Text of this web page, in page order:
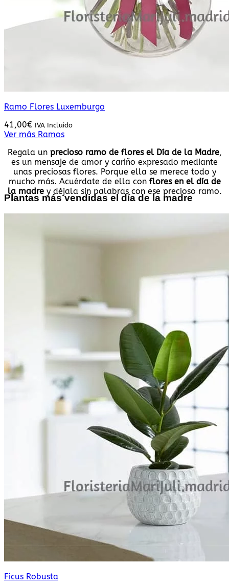
Ramo Flores Luxemburgo
41,00€ IVA Incluido
Ver más Ramos
Regala un precioso ramo de flores el Día de la Madre,
es un mensaje de amor y cariño expresado mediante
unas preciosas flores. Porque ella se merece todo y
mucho más. Acuérdate de ella con flores en el día de
la madrey déjala sin palabras con ese precioso ramo.
Plantas más vendidas el día de la madre
Ficus Robusta